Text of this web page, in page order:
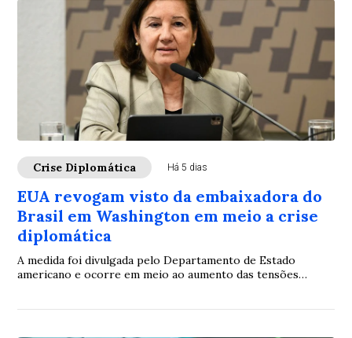
Crise Diplomática Há 5 dias
EUA revogam visto da embaixadora do
Brasil em Washington em meio a crise
diplomática
A medida foi divulgada pelo Departamento de Estado
americano e ocorre em meio ao aumento das tensões